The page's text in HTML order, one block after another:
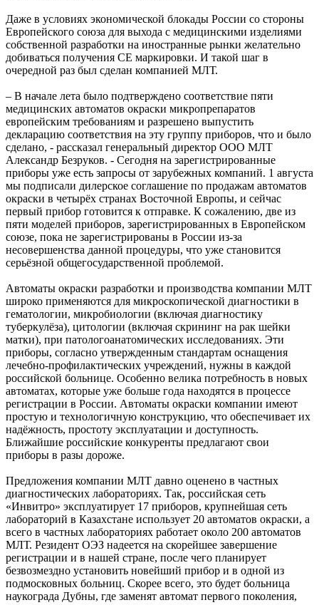
Даже в условиях экономической блокады России со стороны
Европейского союза для выхода с медицинскими изделиями
собственной разработки на иностранные рынки желательно
добиваться получения СЕ маркировки. И такой шаг в
очередной раз был сделан компанией МЛТ.
– В начале лета было подтверждено соответствие пяти
медицинских автоматов окраски микропрепаратов
европейским требованиям и разрешено выпустить
декларацию соответствия на эту группу приборов, что и было
сделано, - рассказал генеральный директор ООО МЛТ
Александр Безруков. - Сегодня на зарегистрированные
приборы уже есть запросы от зарубежных компаний. 1 августа
мы подписали дилерское соглашение по продажам автоматов
окраски в четырёх странах Восточной Европы, и сейчас
первый прибор готовится к отправке. К сожалению, две из
пяти моделей приборов, зарегистрированных в Европейском
союзе, пока не зарегистрированы в России из-за
несовершенства данной процедуры, что уже становится
серьёзной общегосударственной проблемой.
Автоматы окраски разработки и производства компании МЛТ
широко применяются для микроскопической диагностики в
гематологии, микробиологии (включая диагностику
туберкулёза), цитологии (включая скрининг на рак шейки
матки), при патологоанатомических исследованиях. Эти
приборы, согласно утвержденным стандартам оснащения
лечебно-профилактических учреждений, нужны в каждой
российской больнице. Особенно велика потребность в новых
автоматах, которые уже больше года находятся в процессе
регистрации в России. Автоматы окраски компании имеют
простую и технологичную конструкцию, что обеспечивает их
надёжность, простоту эксплуатации и доступность.
Ближайшие российские конкуренты предлагают свои
приборы в разы дороже.
Предложения компании МЛТ давно оценено в частных
диагностических лабораториях. Так, российская сеть
«Инвитро» эксплуатирует 17 приборов, крупнейшая сеть
лабораторий в Казахстане использует 20 автоматов окраски, а
всего в частных лабораториях работает около 200 автоматов
МЛТ. Резидент ОЭЗ надеется на скорейшее завершение
регистрации и в нашей стране, после чего планирует
безвозмездно установить новейший прибор и в одной из
подмосковных больниц. Скорее всего, это будет больница
наукограда Дубны, где заменят автомат первого поколения,